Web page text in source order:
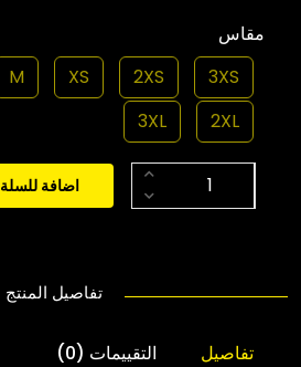
مقاس
3XS
2XS
XS
M
2XL
3XL
اضافة للسلة
تفاصيل المنتج
تفاصيل التقييمات (0)